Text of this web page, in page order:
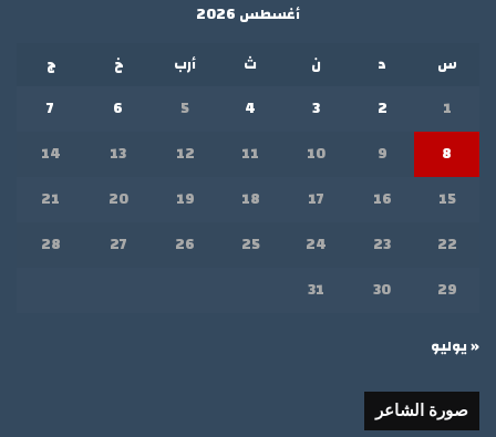
أغسطس 2026
س
د ن ث أرب خ
ج
1
2
3
4
5
6
7
8
9
10
11
12
13
14
15
16
17
18
19
20
21
22
23
24
25
26
27
28
29
30
31
« يوليو
صورة الشاعر